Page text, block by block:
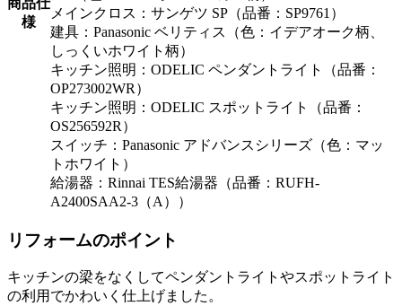
商品仕
様
メインクロス：サンゲツ SP（品番：SP9761）
建具：Panasonic ベリティス（色：イデアオーク柄、
しっくいホワイト柄）
キッチン照明：ODELIC ペンダントライト（品番：
OP273002WR）
キッチン照明：ODELIC スポットライト（品番：
OS256592R）
スイッチ：Panasonic アドバンスシリーズ（色：マッ
トホワイト）
給湯器：Rinnai TES給湯器（品番：RUFH-
A2400SAA2-3（A））
リフォームのポイント
キッチンの梁をなくしてペンダントライトやスポットライト
の利用でかわいく仕上げました。